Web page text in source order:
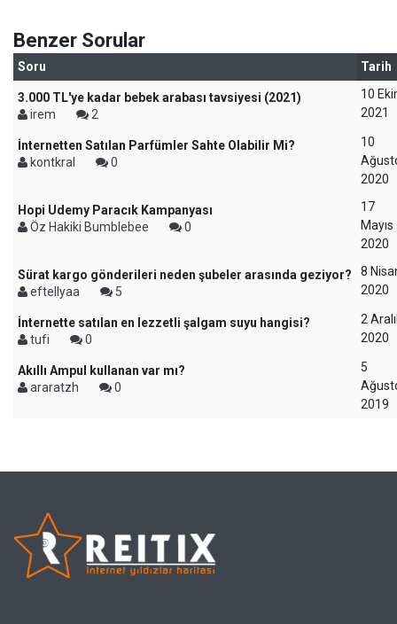
Benzer Sorular
Soru Tarih
3.000 TL'ye kadar bebek arabası tavsiyesi (2021)
irem
2
10
2021
İnternetten Satılan Parfümler Sahte Olabilir Mi?
kontkral
0
10
2020
Hopi Udemy Paracık Kampanyası
Öz Hakiki Bumblebee
0
17
Mayıs
2020
Sürat kargo gönderileri neden şubeler arasında geziyor?
eftellyaa
5
8
2020
İnternette satılan en lezzetli şalgam suyu hangisi?
tufi
0
2
2020
Akıllı Ampul kullanan var mı?
araratzh
0
5
2019